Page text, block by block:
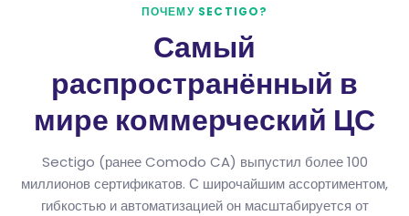
ПОЧЕМУ SECTIGO?
Самый
распространённый в
мире коммерческий ЦС
Sectigo (ранее Comodo CA) выпустил более 100
миллионов сертификатов. С широчайшим ассортиментом,
гибкостью и автоматизацией он масштабируется от